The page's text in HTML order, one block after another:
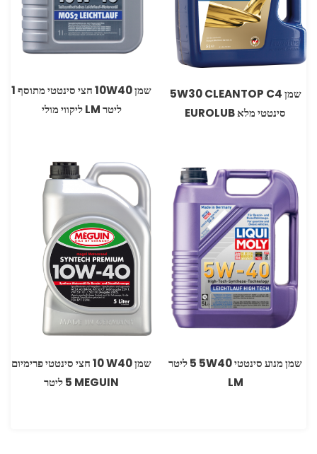
שמן 5W30 CLEANTOP C4
סינטטי מלא EUROLUB
שמן 10W40 חצי סינטטי מתוסף 1
ליטר LM ליקווי מולי
שמן מנוע סינטטי 5W40 ‏5 ליטר
LM
שמן ‏W40 ‏10 חצי סינטטי פרימיום